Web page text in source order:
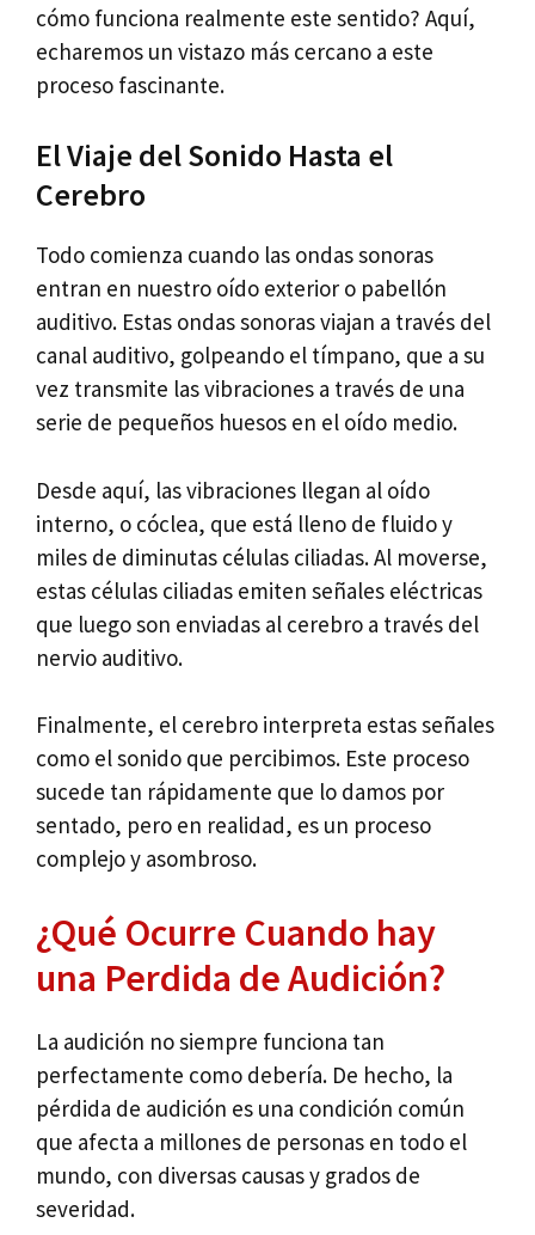
cómo funciona realmente este sentido? Aquí,
echaremos un vistazo más cercano a este
proceso fascinante.
El Viaje del Sonido Hasta el
Cerebro
Todo comienza cuando las ondas sonoras
entran en nuestro oído exterior o pabellón
auditivo. Estas ondas sonoras viajan a través del
canal auditivo, golpeando el tímpano, que a su
vez transmite las vibraciones a través de una
serie de pequeños huesos en el oído medio.
Desde aquí, las vibraciones llegan al oído
interno, o cóclea, que está lleno de fluido y
miles de diminutas células ciliadas. Al moverse,
estas células ciliadas emiten señales eléctricas
que luego son enviadas al cerebro a través del
nervio auditivo.
Finalmente, el cerebro interpreta estas señales
como el sonido que percibimos. Este proceso
sucede tan rápidamente que lo damos por
sentado, pero en realidad, es un proceso
complejo y asombroso.
¿Qué Ocurre Cuando hay
una Perdida de Audición?
La audición no siempre funciona tan
perfectamente como debería. De hecho, la
pérdida de audición es una condición común
que afecta a millones de personas en todo el
mundo, con diversas causas y grados de
severidad.